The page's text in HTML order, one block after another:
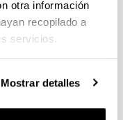
otra información
recopilado a
servicios.
Mostrar detalles